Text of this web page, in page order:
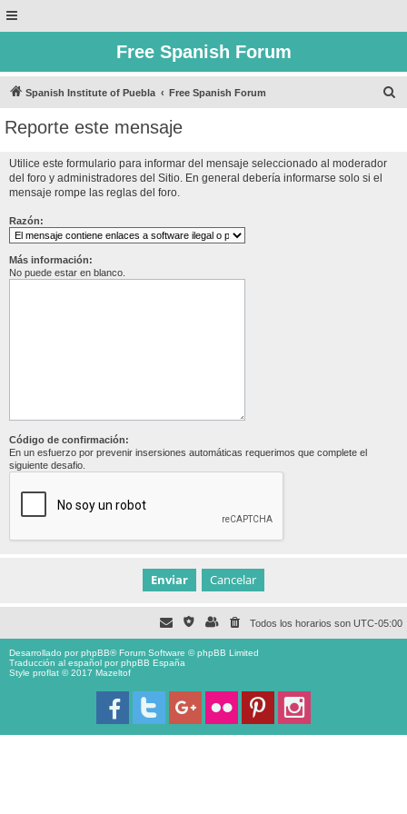
Free Spanish Forum
Spanish Institute of Puebla Free Spanish Forum
Reporte este mensaje
Utilice este formulario para informar del mensaje seleccionado al moderador
del foro y administradores del Sitio. En general debería informarse solo si el
mensaje rompe las reglas del foro.
Razón:
Más información:
No puede estar en blanco.
Código de confirmación:
En un esfuerzo por prevenir insersiones automáticas requerimos que complete el
siguiente desafio.
Todos los horarios son UTC-05:00
Desarrollado porphpBB® Forum Software © phpBB Limited
Traducción al español porphpBB España
Style proflat © 2017 Mazeltof